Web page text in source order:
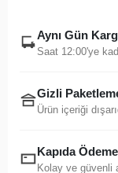
Aynı Gün Kargo
Gizli
Kapıda Ödeme